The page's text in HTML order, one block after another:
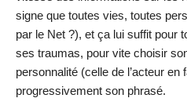
signe que toutes vies, toutes
par le Net ?), et ça lui suffit pour
ses traumas, pour vite choisir
personnalité (celle de l’acteur en
progressivement son phrasé.